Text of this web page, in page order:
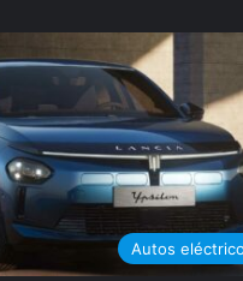
Autos